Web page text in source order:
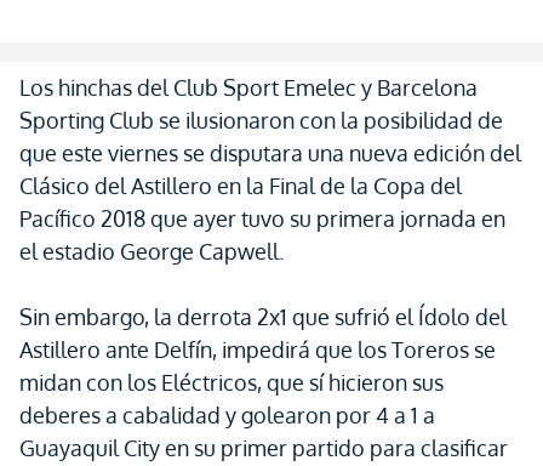
Los hinchas del Club Sport Emelec y Barcelona
Sporting Club se ilusionaron con la posibilidad de
que este viernes se disputara una nueva edición del
Clásico del Astillero en la Final de la Copa del
Pacífico 2018 que ayer tuvo su primera jornada en
el estadio George Capwell.
Sin embargo, la derrota 2x1 que sufrió el Ídolo del
Astillero ante Delfín, impedirá que los Toreros se
midan con los Eléctricos, que sí hicieron sus
deberes a cabalidad y golearon por 4 a 1 a
Guayaquil City en su primer partido para clasificar